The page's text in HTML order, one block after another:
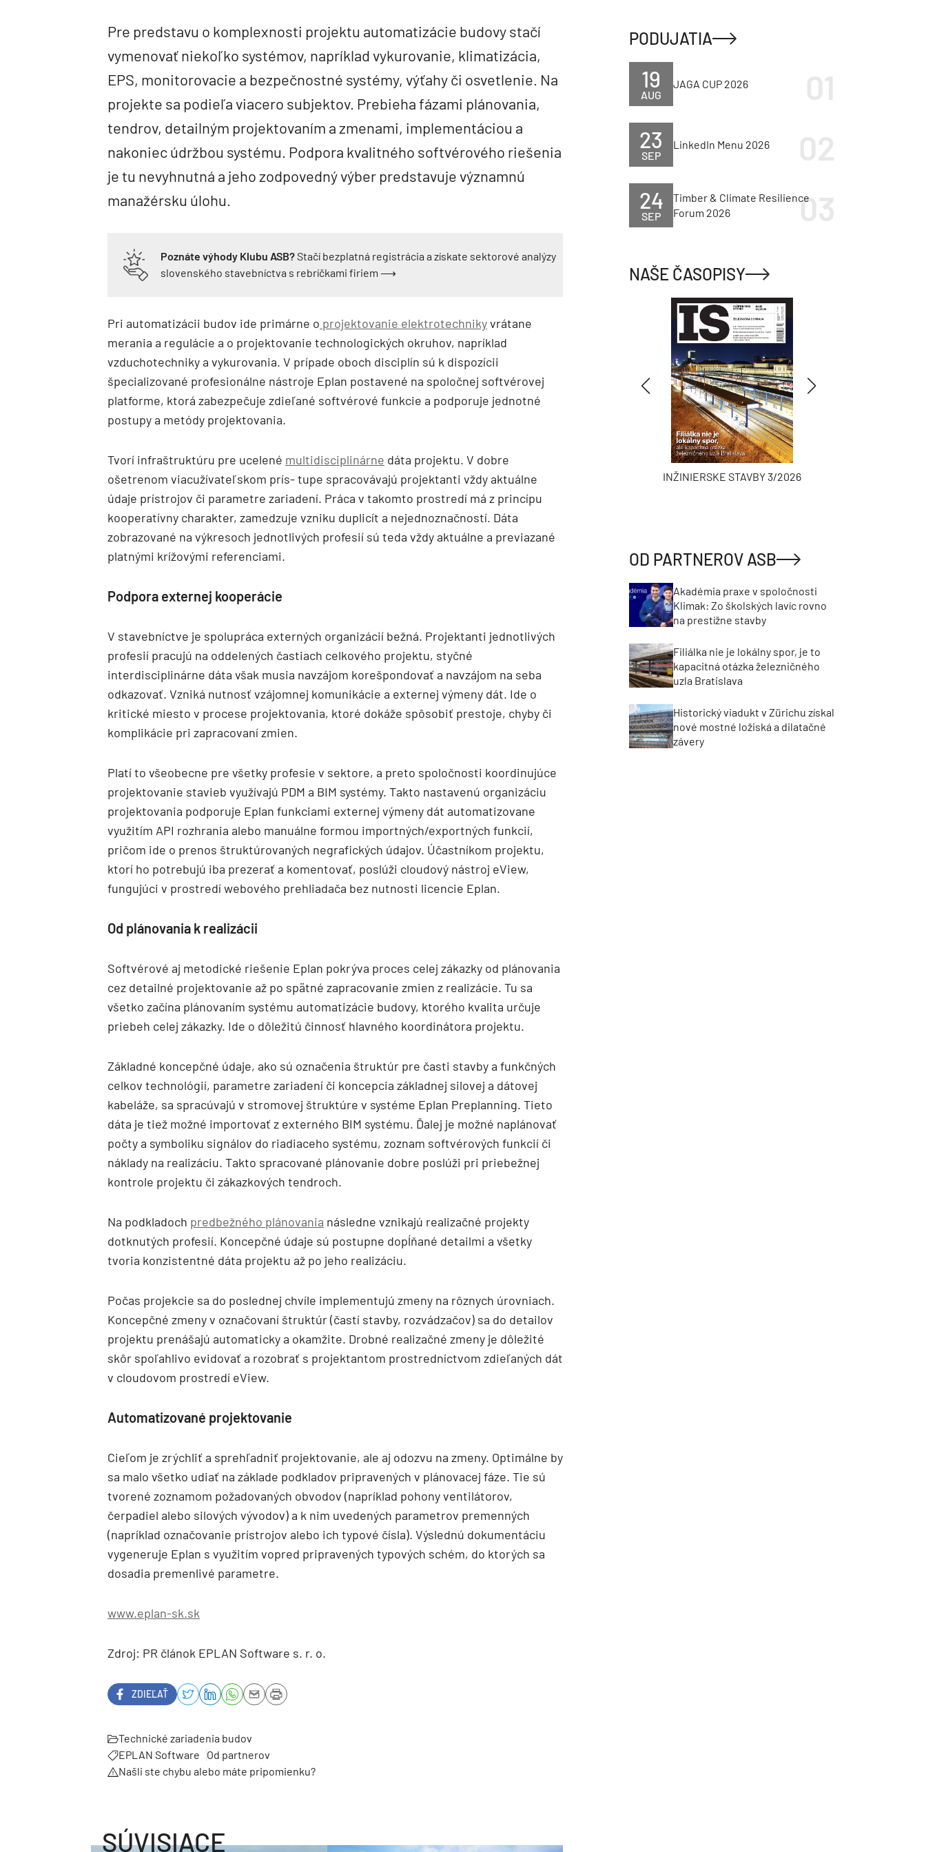
Pre predstavu o komplexnosti projektu automatizácie budovy stačí
vymenovať niekoľko systémov, napríklad vykurovanie, klimatizácia,
EPS, monitorovacie a bezpečnostné systémy, výťahy či osvetlenie. Na
projekte sa podieľa viacero subjektov. Prebieha fázami plánovania,
tendrov, detailným projektovaním a zmenami, implementáciou a
nakoniec údržbou systému. Podpora kvalitného softvérového riešenia
je tu nevyhnutná a jeho zodpovedný výber predstavuje významnú
manažérsku úlohu.
Poznáte výhody Klubu ASB?Stačí bezplatná registrácia a získate sektorové analýzy
slovenského stavebníctva s rebríčkami firiem ⟶
Pri automatizácii budov ide primárne o projektovanie elektrotechnikyvrátane
merania a regulácie a o projektovanie technologických okruhov, napríklad
vzduchotechniky a vykurovania. V prípade oboch disciplín sú k dispozícii
špecializované profesionálne nástroje Eplan postavené na spoločnej softvérovej
platforme, ktorá zabezpečuje zdieľané softvérové funkcie a podporuje jednotné
postupy a metódy projektovania.
Tvorí infraštruktúru pre ucelené multidisciplinárne dáta projektu. V dobre
ošetrenom viacužívateľskom prís- tupe spracovávajú projektanti vždy aktuálne
údaje prístrojov či parametre zariadení. Práca v takomto prostredí má z princípu
kooperatívny charakter, zamedzuje vzniku duplicít a nejednoznačností. Dáta
zobrazované na výkresoch jednotlivých profesií sú teda vždy aktuálne a previazané
platnými krížovými referenciami.
Podpora externej kooperácie
V stavebníctve je spolupráca externých organizácií bežná. Projektanti jednotlivých
profesií pracujú na oddelených častiach celkového projektu, styčné
interdisciplinárne dáta však musia navzájom korešpondovať a navzájom na seba
odkazovať. Vzniká nutnosť vzájomnej komunikácie a externej výmeny dát. Ide o
kritické miesto v procese projektovania, ktoré dokáže spôsobiť prestoje, chyby či
komplikácie pri zapracovaní zmien.
Platí to všeobecne pre všetky profesie v sektore, a preto spoločnosti koordinujúce
projektovanie stavieb využívajú PDM a BIM systémy. Takto nastavenú organizáciu
projektovania podporuje Eplan funkciami externej výmeny dát automatizovane
využitím API rozhrania alebo manuálne formou importných/exportných funkcií,
pričom ide o prenos štruktúrovaných negrafických údajov. Účastníkom projektu,
ktorí ho potrebujú iba prezerať a komentovať, poslúži cloudový nástroj eView,
fungujúci v prostredí webového prehliadača bez nutnosti licencie Eplan.
Od plánovania k realizácii
Softvérové aj metodické riešenie Eplan pokrýva proces celej zákazky od plánovania
cez detailné projektovanie až po spätné zapracovanie zmien z realizácie. Tu sa
všetko začína plánovaním systému automatizácie budovy, ktorého kvalita určuje
priebeh celej zákazky. Ide o dôležitú činnosť hlavného koordinátora projektu.
Základné koncepčné údaje, ako sú označenia štruktúr pre časti stavby a funkčných
celkov technológií, parametre zariadení či koncepcia základnej silovej a dátovej
kabeláže, sa spracúvajú v stromovej štruktúre v systéme Eplan Preplanning. Tieto
dáta je tiež možné importovať z externého BIM systému. Ďalej je možné naplánovať
počty a symboliku signálov do riadiaceho systému, zoznam softvérových funkcií či
náklady na realizáciu. Takto spracované plánovanie dobre poslúži pri priebežnej
kontrole projektu či zákazkových tendroch.
Na podkladoch predbežného plánovania následne vznikajú realizačné projekty
dotknutých profesií. Koncepčné údaje sú postupne dopĺňané detailmi a všetky
tvoria konzistentné dáta projektu až po jeho realizáciu.
Počas projekcie sa do poslednej chvíle implementujú zmeny na rôznych úrovniach.
Koncepčné zmeny v označovaní štruktúr (častí stavby, rozvádzačov) sa do detailov
projektu prenášajú automaticky a okamžite. Drobné realizačné zmeny je dôležité
skôr spoľahlivo evidovať a rozobrať s projektantom prostredníctvom zdieľaných dát
v cloudovom prostredí eView.
Automatizované projektovanie
Cieľom je zrýchliť a sprehľadniť projektovanie, ale aj odozvu na zmeny. Optimálne by
sa malo všetko udiať na základe podkladov pripravených v plánovacej fáze. Tie sú
tvorené zoznamom požadovaných obvodov (napríklad pohony ventilátorov,
čerpadiel alebo silových vývodov) a k nim uvedených parametrov premenných
(napríklad označovanie prístrojov alebo ich typové čísla). Výslednú dokumentáciu
vygeneruje Eplan s využitím vopred pripravených typových schém, do ktorých sa
dosadia premenlivé parametre.
www.eplan-sk.sk
Zdroj: PR článok EPLAN Software s. r. o.
ZDIEĽAŤ
Technické zariadenia budov
EPLAN Software
Od partnerov
Našli ste chybu alebo máte pripomienku?
SÚVISIACE
PODUJATIA
AUG
19 JAGA CUP 2026
SEP
23 LinkedIn Menu 2026
SEP
24
Timber & Climate Resilience
Forum 2026
NAŠE ČASOPISY
TZB HAUSTECHNIK 3/2026 INŽINIERSKE STAVBY 3/2026
OD PARTNEROV ASB
Akadémia praxe v spoločnosti
Klimak: Zo školských lavíc rovno
na prestížne stavby
Filiálka nie je lokálny spor, je to
kapacitná otázka železničného
uzla Bratislava
Historický viadukt v Zürichu získal
nové mostné ložiská a dilatačné
závery